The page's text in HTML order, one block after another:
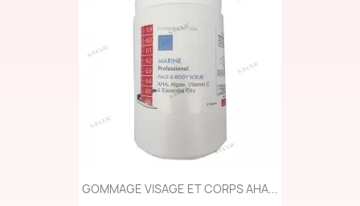
GOMMAGE VISAGE ET CORPS AHA...